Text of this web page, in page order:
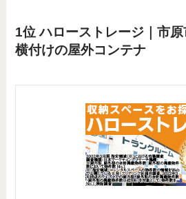
1位 ハローストレージ｜市
横付けの屋外コンテナ